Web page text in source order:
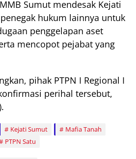
Sumut mendesak Kejati
hukum lainnya untuk
penggelapan aset
mencopot pejabat yang
pihak PTPN I Regional I
perihal tersebut,
Kejati Sumut
Mafia Tanah
PTPN Satu